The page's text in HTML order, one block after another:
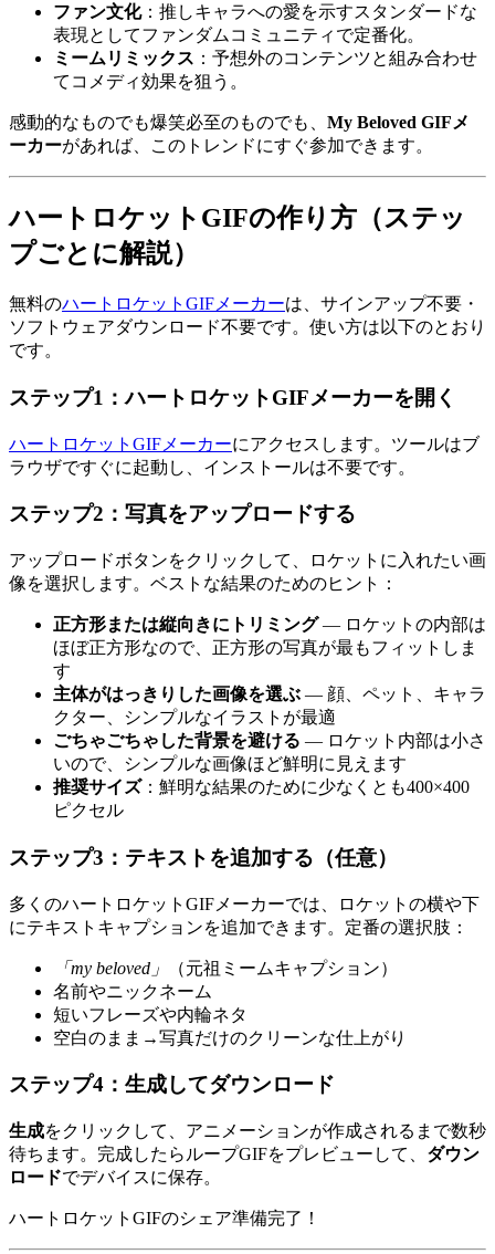
ファン文化：推しキャラへの愛を示すスタンダードな
表現としてファンダムコミュニティで定番化。
ミームリミックス ：予想外のコンテンツと組み合わせ
てコメディ効果を狙う。
感動的なものでも爆笑必至のものでも、 My Beloved GIFメ
ーカーがあれば、このトレンドにすぐ参加できます。
ハートロケットGIFの作り方（ステッ
プごとに解説）
無料のハートロケットGIFメーカーは、サインアップ不要・
ソフトウェアダウンロード不要です。使い方は以下のとおり
です。
ステップ1：ハートロケットGIFメーカーを開く
ハートロケットGIFメーカーにアクセスします。ツールはブ
ラウザですぐに起動し、インストールは不要です。
ステップ2：写真をアップロードする
アップロードボタンをクリックして、ロケットに入れたい画
像を選択します。ベストな結果のためのヒント：
正方形または縦向きにトリミング— ロケットの内部は
ほぼ正方形なので、正方形の写真が最もフィットしま
す
主体がはっきりした画像を選ぶ — 顔、ペット、キャラ
クター、シンプルなイラストが最適
ごちゃごちゃした背景を避ける — ロケット内部は小さ
いので、シンプルな画像ほど鮮明に見えます
推奨サイズ：鮮明な結果のために少なくとも400×400
ピクセル
ステップ3：テキストを追加する（任意）
多くのハートロケットGIFメーカーでは、ロケットの横や下
にテキストキャプションを追加できます。定番の選択肢：
「my beloved」
（元祖ミームキャプション）
名前やニックネーム
短いフレーズや内輪ネタ
空白のまま→写真だけのクリーンな仕上がり
ステップ4：生成してダウンロード
生成をクリックして、アニメーションが作成されるまで数秒
待ちます。完成したらループGIFをプレビューして、 ダウン
ロードでデバイスに保存。
ハートロケットGIFのシェア準備完了！